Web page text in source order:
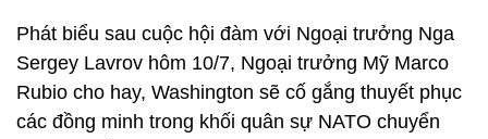
Phát biểu sau cuộc hội đàm với Ngoại trưởng Nga
Sergey Lavrov hôm 10/7, Ngoại trưởng Mỹ Marco
Rubio cho hay, Washington sẽ cố gắng thuyết phục
các đồng minh trong khối quân sự NATO chuyển